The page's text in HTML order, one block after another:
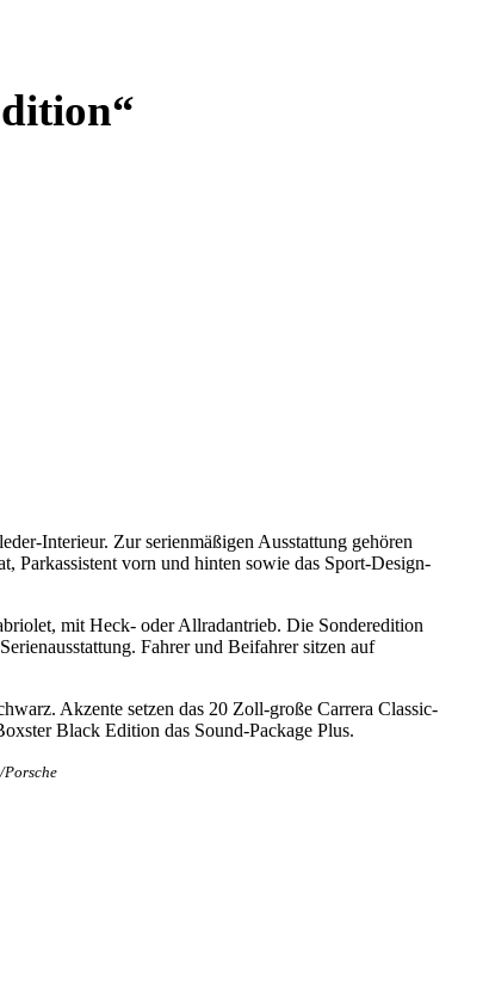
Interieur. Zur serienmäßigen Ausstattung gehören
Parkassistent vorn und hinten sowie das Sport-Design-
mit Heck- oder Allradantrieb. Die Sonderedition
Fahrer und Beifahrer sitzen auf
Akzente setzen das 20 Zoll-große Carrera Classic-
Black Edition das Sound-Package Plus.